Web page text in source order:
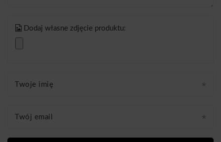
Dodaj własne zdjęcie produktu:
Twoje imię
Twój email